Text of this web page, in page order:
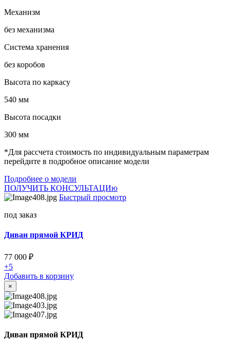
Механизм
без механизма
Система хранения
без коробов
Высота по каркасу
540 мм
Высота посадки
300 мм
*Для рассчета стоимость по индивидуальным параметрам
перейдите в подробное описание модели
Подробнее о модели
ПОЛУЧИТЬ КОНСУЛЬТАЦИю
Быстрый просмотр
под заказ
Диван прямой КРИД
77 000 ₽
+5
Добавить в корзину
×
Диван прямой КРИД